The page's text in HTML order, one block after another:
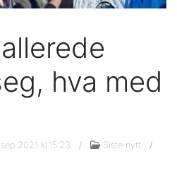
hva med
2021 kl.15:23 / Siste nytt
/